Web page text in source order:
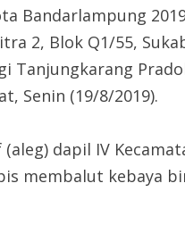
Bandarlampung
2, Blok Q1/55,
Tanjungkarang
Senin (19/8/2019).
dapil IV
membalut kebaya